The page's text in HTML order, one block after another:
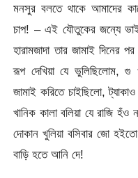
মনসুর বলতে থাকে আমাদের
চাপ! – এই যৌতুকের জন্যে
হারামজাদা তার জামাই
রূপ দেখিয়া যে ভুলিছিলোম, গু
জামাই করিতে চাইছিলো,
খানিক কালা বলিয়া যে রাজি
দোকান খুলিয়া বসিবার জো
বাড়ি হতে আনি দে!